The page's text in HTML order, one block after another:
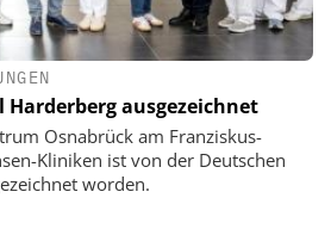
ausgezeichnet
Osnabrück am Franziskus-
Kliniken ist von der Deutschen
worden.